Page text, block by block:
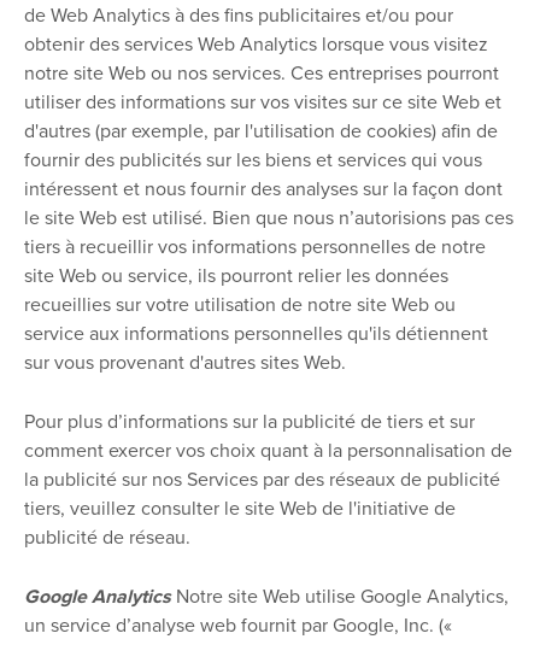
de Web Analytics à des fins publicitaires et/ou pour
obtenir des services Web Analytics lorsque vous visitez
notre site Web ou nos services. Ces entreprises pourront
utiliser des informations sur vos visites sur ce site Web et
d'autres (par exemple, par l'utilisation de cookies) afin de
fournir des publicités sur les biens et services qui vous
intéressent et nous fournir des analyses sur la façon dont
le site Web est utilisé. Bien que nous n’autorisions pas ces
tiers à recueillir vos informations personnelles de notre
site Web ou service, ils pourront relier les données
recueillies sur votre utilisation de notre site Web ou
service aux informations personnelles qu'ils détiennent
sur vous provenant d'autres sites Web.
Pour plus d’informations sur la publicité de tiers et sur
comment exercer vos choix quant à la personnalisation de
la publicité sur nos Services par des réseaux de publicité
tiers, veuillez consulter le site Web de l'initiative de
publicité de réseau.
Google AnalyticsNotre site Web utilise Google Analytics,
un service d’analyse web fournit par Google, Inc. («